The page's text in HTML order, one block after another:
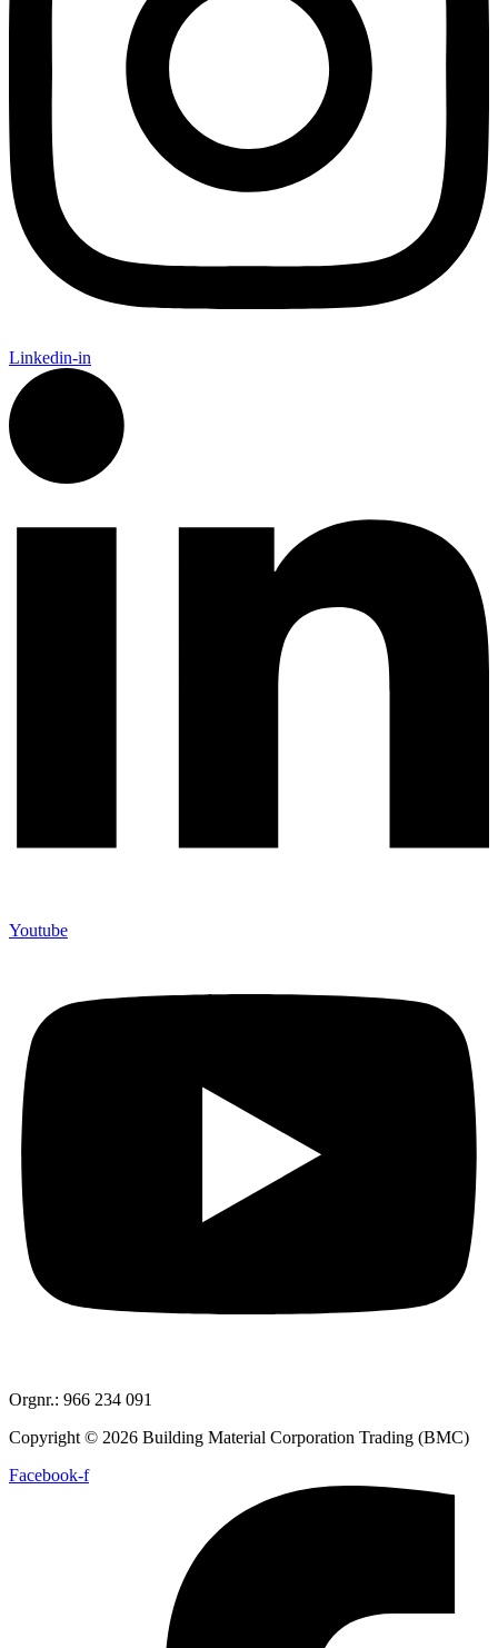
Linkedin-in
Youtube
Orgnr.: 966 234 091
Copyright © 2026 Building Material Corporation Trading (BMC)
Facebook-f